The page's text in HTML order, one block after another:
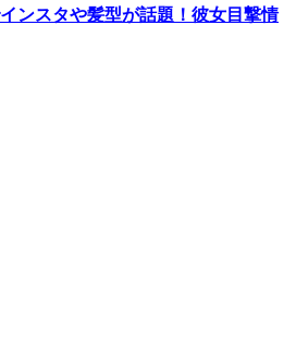
ンスタや髪型が話題！彼女目撃情